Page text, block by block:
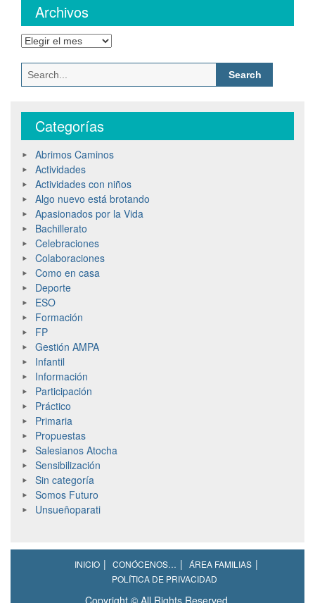
Archivos
Archivos
Search
for:
Categorías
Abrimos Caminos
Actividades
Actividades con niños
Algo nuevo está brotando
Apasionados por la Vida
Bachillerato
Celebraciones
Colaboraciones
Como en casa
Deporte
ESO
Formación
FP
Gestión AMPA
Infantil
Información
Participación
Práctico
Primaria
Propuestas
Salesianos Atocha
Sensibilización
Sin categoría
Somos Futuro
Unsueñoparati
INICIO CONÓCENOS…
ÁREA FAMILIAS
POLÍTICA DE PRIVACIDAD
Copyright © All Rights Reserved.